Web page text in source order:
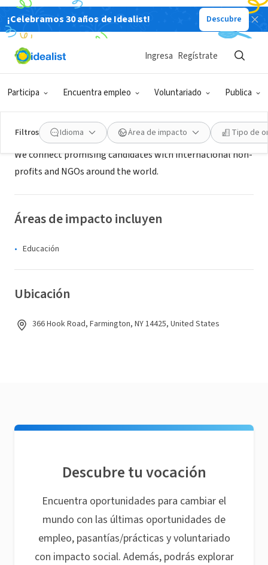
¡Celebramos 30 años de Idealist! Descubre
Participa Encuentra empleo Voluntariado Publica
Ingresa Regístrate
Filtros Idioma Área de impacto Tipo de
AGENCIA DE CONTRATACIÓN (TERCER SECTOR)
Non-Profit Jobs International
Acerca de
We connect promising candidates with international non-
profits and NGOs around the world.
Áreas de impacto incluyen
Educación
Ubicación
366 Hook Road, Farmington, NY 14425, United States
Descubre tu vocación
Encuentra oportunidades para cambiar el
mundo con las últimas oportunidades de
empleo, pasantías/prácticas y voluntariado
con impacto social. Además, podrás explorar